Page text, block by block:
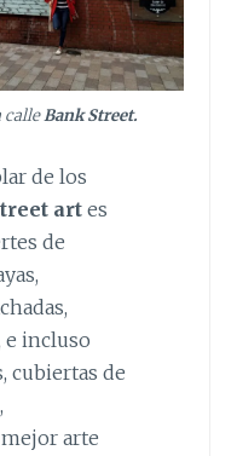
calleBank Street.
de los
artes
de
e incluso
cubiertas de
arte